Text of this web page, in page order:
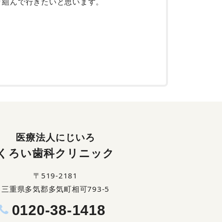
医療法人にじいろ
ろい歯科クリニック
〒519-2181
三重県多気郡多気町相可793-5
0120-38-1418